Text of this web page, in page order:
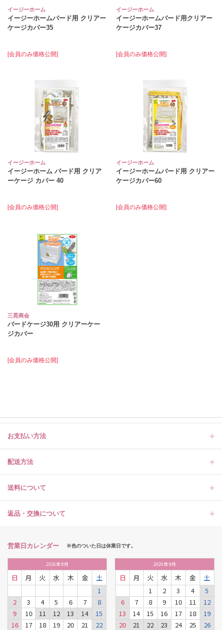
イージーホーム
イージーホームバード用 クリアー
ケージカバー35
[会員のみ価格公開]
イージーホーム
イージーホームバード用クリアー
ケージカバー37
[会員のみ価格公開]
イージーホーム
イージーホーム バード用 クリア
ーケージ カバー 40
[会員のみ価格公開]
イージーホーム
イージーホームバード用 クリアー
ケージカバー60
[会員のみ価格公開]
三晃商会
バードケージ30用 クリアーケー
ジカバー
[会員のみ価格公開]
お支払い方法
配送方法
送料について
返品・交換について
営業日カレンダー ※色のついた日は休業日です。
2026年8月
日 月 火 水 木 金
土
1
2
3 4 5 6 7
8
9
10 11 12 13 14
15
16
17 18 19 20 21 22
2026年9月
日 月 火 水 木 金
土
1
2 3 4
5
6
7 8 9 10 11
12
13
14 15 16 17 18
19
20
21 22 23 24 25 26